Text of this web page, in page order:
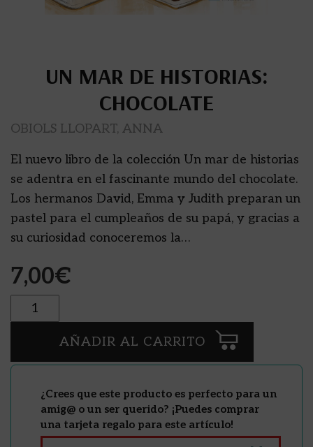
UN MAR DE HISTORIAS:
CHOCOLATE
OBIOLS LLOPART, ANNA
El nuevo libro de la colección Un mar de historias
se adentra en el fascinante mundo del chocolate.
Los hermanos David, Emma y Judith preparan un
pastel para el cumpleaños de su papá, y gracias a
su curiosidad conoceremos la…
7,00€
Cantidad
AÑADIR AL CARRITO
¿Crees que este producto es perfecto para un
amig@ o un ser querido? ¡Puedes comprar
una tarjeta regalo para este artículo!